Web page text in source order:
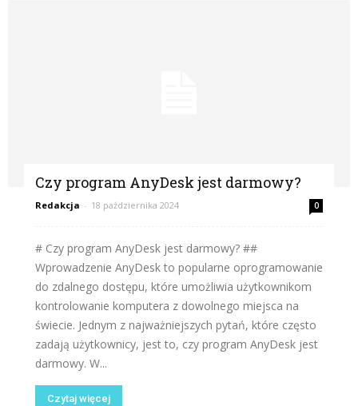
Czy program AnyDesk jest darmowy?
Redakcja - 18 października 2024 0
# Czy program AnyDesk jest darmowy? ##
Wprowadzenie AnyDesk to popularne oprogramowanie
do zdalnego dostępu, które umożliwia użytkownikom
kontrolowanie komputera z dowolnego miejsca na
świecie. Jednym z najważniejszych pytań, które często
zadają użytkownicy, jest to, czy program AnyDesk jest
darmowy. W...
Czytaj więcej